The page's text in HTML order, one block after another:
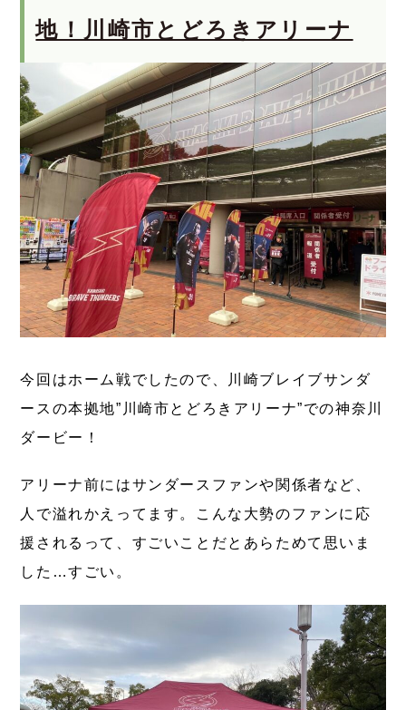
地！川崎市とどろきアリーナ
今回はホーム戦でしたので、川崎ブレイブサンダ
ースの本拠地”川崎市とどろきアリーナ”での神奈川
ダービー！
アリーナ前にはサンダースファンや関係者など、
人で溢れかえってます。こんな大勢のファンに応
援されるって、すごいことだとあらためて思いま
した…すごい。